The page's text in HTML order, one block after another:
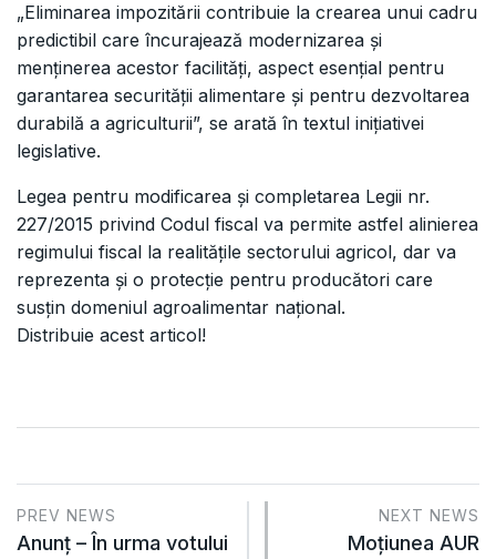
„Eliminarea impozitării contribuie la crearea unui cadru
predictibil care încurajează modernizarea și
menținerea acestor facilități, aspect esențial pentru
garantarea securității alimentare și pentru dezvoltarea
durabilă a agriculturii”, se arată în textul inițiativei
legislative.
Legea pentru modificarea și completarea Legii nr.
227/2015 privind Codul fiscal va permite astfel alinierea
regimului fiscal la realitățile sectorului agricol, dar va
reprezenta și o protecție pentru producători care
susțin domeniul agroalimentar național.
Distribuie acest articol!
PREV NEWS
Anunț – În urma votului
NEXT NEWS
Moțiunea AUR